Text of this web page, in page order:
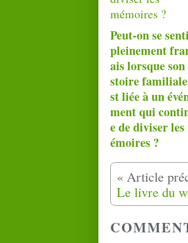
Peut-on se
pleinement
ais lorsque
stoire
st liée à un
ment qui
e de diviser
émoires ?